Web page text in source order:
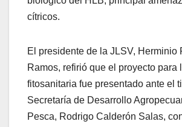
cítricos.
El presidente de la JLSV, Herminio
Ramos, refirió que el proyecto para
fitosanitaria fue presentado ante el
Secretaría de Desarrollo
Pesca, Rodrigo Calderón Salas,